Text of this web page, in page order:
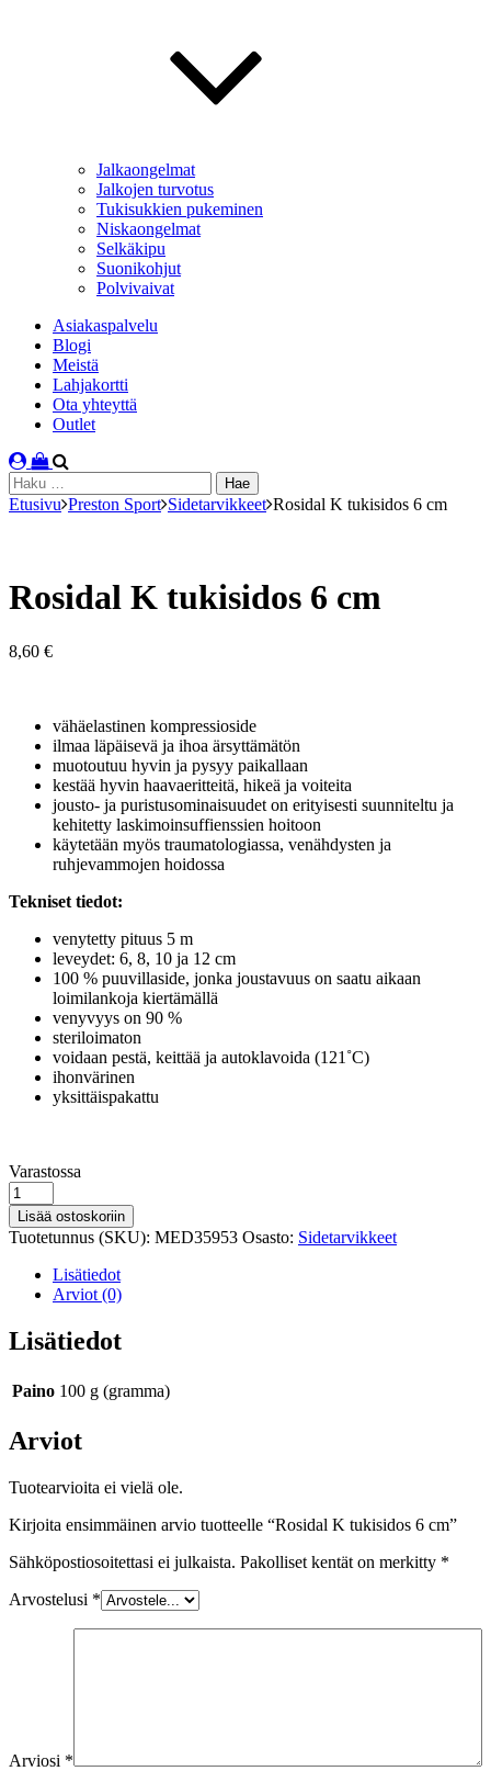
Jalkaongelmat
Jalkojen turvotus
Tukisukkien pukeminen
Niskaongelmat
Selkäkipu
Suonikohjut
Polvivaivat
Asiakaspalvelu
Blogi
Meistä
Lahjakortti
Ota yhteyttä
Outlet
Haku:
Etusivu Preston Sport Sidetarvikkeet Rosidal K tukisidos 6 cm
Rosidal K tukisidos 6 cm
8,60 €
vähäelastinen kompressioside
ilmaa läpäisevä ja ihoa ärsyttämätön
muotoutuu hyvin ja pysyy paikallaan
kestää hyvin haavaeritteitä, hikeä ja voiteita
jousto- ja puristusominaisuudet on erityisesti suunniteltu ja
kehitetty laskimoinsuffienssien hoitoon
käytetään myös traumatologiassa, venähdysten ja
ruhjevammojen hoidossa
Tekniset tiedot:
venytetty pituus 5 m
leveydet: 6, 8, 10 ja 12 cm
100 % puuvillaside, jonka joustavuus on saatu aikaan
loimilankoja kiertämällä
venyvyys on 90 %
steriloimaton
voidaan pestä, keittää ja autoklavoida (121˚C)
ihonvärinen
yksittäispakattu
Varastosaldo
Varastossa
Rosidal
K
tukisidos
6
määrä
Lisää ostoskoriin
Tuotetunnus (SKU): MED35953 Osasto: Sidetarvikkeet
Lisätiedot
Arviot (0)
Lisätiedot
Paino 100 g (gramma)
Arviot
Tuotearvioita ei vielä ole.
Kirjoita ensimmäinen arvio tuotteelle “Rosidal K tukisidos 6 cm”
Sähköpostiosoitettasi ei julkaista. Pakolliset kentät on merkitty *
Arvostelusi *
Arviosi *